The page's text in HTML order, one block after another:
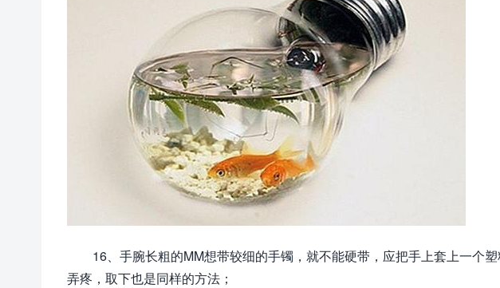
16、手腕长粗的MM想带较细的手镯，就不能硬带，应把手上套上一个
弄疼，取下也是同样的方法；